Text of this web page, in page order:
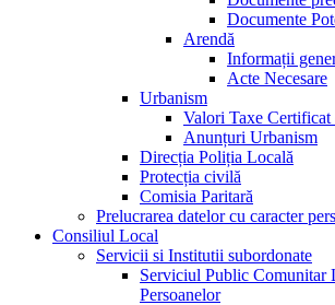
Documente
Arendă
Informații
Acte Necesare
Urbanism
Valori Taxe Certificat
Anunțuri Urbanism
Direcția Poliția Locală
Protecția civilă
Comisia Paritară
Prelucrarea datelor cu caracter
Consiliul Local
Servicii si Institutii subordonate
Serviciul Public Comunitar
Persoanelor